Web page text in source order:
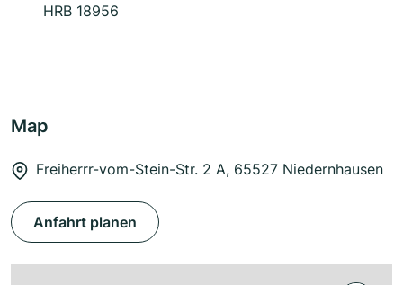
HRB 18956
Map
Freiherrr-vom-Stein-Str. 2 A, 65527 Niedernhausen
Anfahrt planen